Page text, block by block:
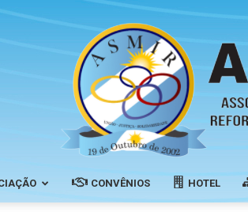
CONVÊNIOS HOTEL